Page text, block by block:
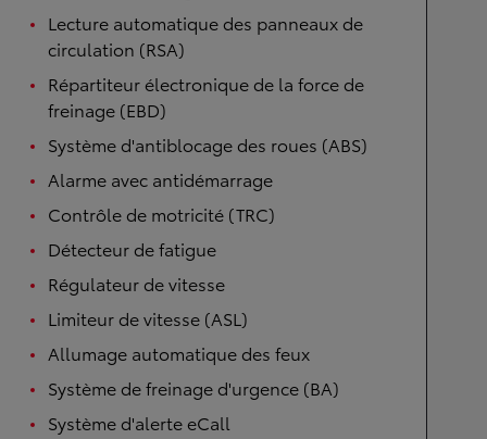
Lecture automatique des panneaux de
circulation (RSA)
Répartiteur électronique de la force de
freinage (EBD)
Système d'antiblocage des roues (ABS)
Alarme avec antidémarrage
Contrôle de motricité (TRC)
Détecteur de fatigue
Régulateur de vitesse
Limiteur de vitesse (ASL)
Allumage automatique des feux
Système de freinage d'urgence (BA)
Système d'alerte eCall